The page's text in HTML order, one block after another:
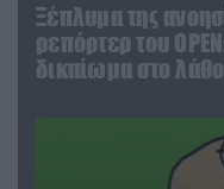
Ξέπλυμα της
ρεπόρτερ του
δικαίωμα στο